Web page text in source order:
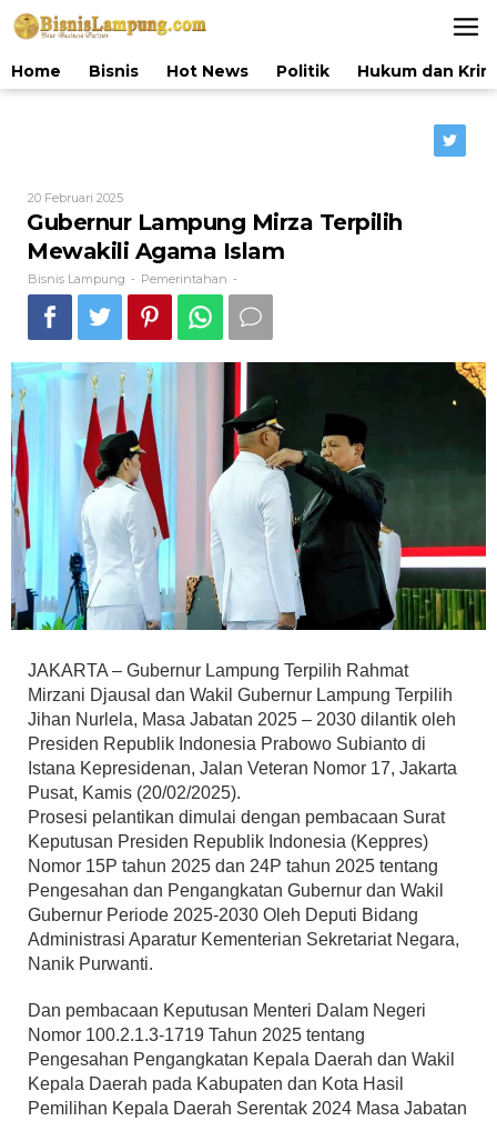
Lewati
ke
Home
Bisnis Hot News Politik Hukum dan
20 Februari 2025Oleh
Bisnis
Lampung
Gubernur Lampung Mirza Terpilih
Mewakili Agama Islam
Bisnis Lampung - Pemerintahan -
JAKARTA – Gubernur Lampung Terpilih Rahmat
Mirzani Djausal dan Wakil Gubernur Lampung Terpilih
Jihan Nurlela, Masa Jabatan 2025 – 2030 dilantik oleh
Presiden Republik Indonesia Prabowo Subianto di
Istana Kepresidenan, Jalan Veteran Nomor 17, Jakarta
Pusat, Kamis (20/02/2025).
Prosesi pelantikan dimulai dengan pembacaan Surat
Keputusan Presiden Republik Indonesia (Keppres)
Nomor 15P tahun 2025 dan 24P tahun 2025 tentang
Pengesahan dan Pengangkatan Gubernur dan Wakil
Gubernur Periode 2025-2030 Oleh Deputi Bidang
Administrasi Aparatur Kementerian Sekretariat Negara,
Nanik Purwanti.
Dan pembacaan Keputusan Menteri Dalam Negeri
Nomor 100.2.1.3-1719 Tahun 2025 tentang
Pengesahan Pengangkatan Kepala Daerah dan Wakil
Kepala Daerah pada Kabupaten dan Kota Hasil
Pemilihan Kepala Daerah Serentak 2024 Masa Jabatan